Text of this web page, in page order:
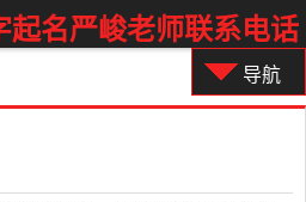
起名严峻老师联系电话
导航